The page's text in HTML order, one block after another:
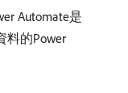
Automate是
料的Power